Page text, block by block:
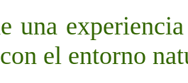
una
el entorno